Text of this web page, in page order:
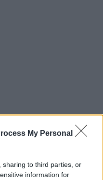
My Personal
sharing to third parties, or
information for